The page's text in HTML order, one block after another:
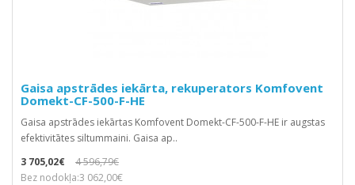
Gaisa apstrādes iekārta, rekuperators Komfovent
Domekt-CF-500-F-HE
Gaisa apstrādes iekārtas Komfovent Domekt-CF-500-F-HE ir augstas
efektivitātes siltummaini. Gaisa ap..
3 705,02€
4 596,79€
Bez nodokļa:3 062,00€